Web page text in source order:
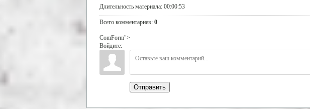
Длительность материала: 00:00:53
Всего комментариев: 0
ComForm">
Войдите:
Отправить